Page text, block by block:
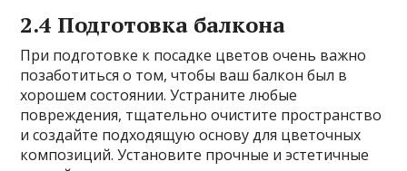
2.4 Подготовка балкона
При подготовке к посадке цветов очень важно
позаботиться о том, чтобы ваш балкон был в
хорошем состоянии. Устраните любые
повреждения, тщательно очистите пространство
и создайте подходящую основу для цветочных
композиций. Установите прочные и эстетичные